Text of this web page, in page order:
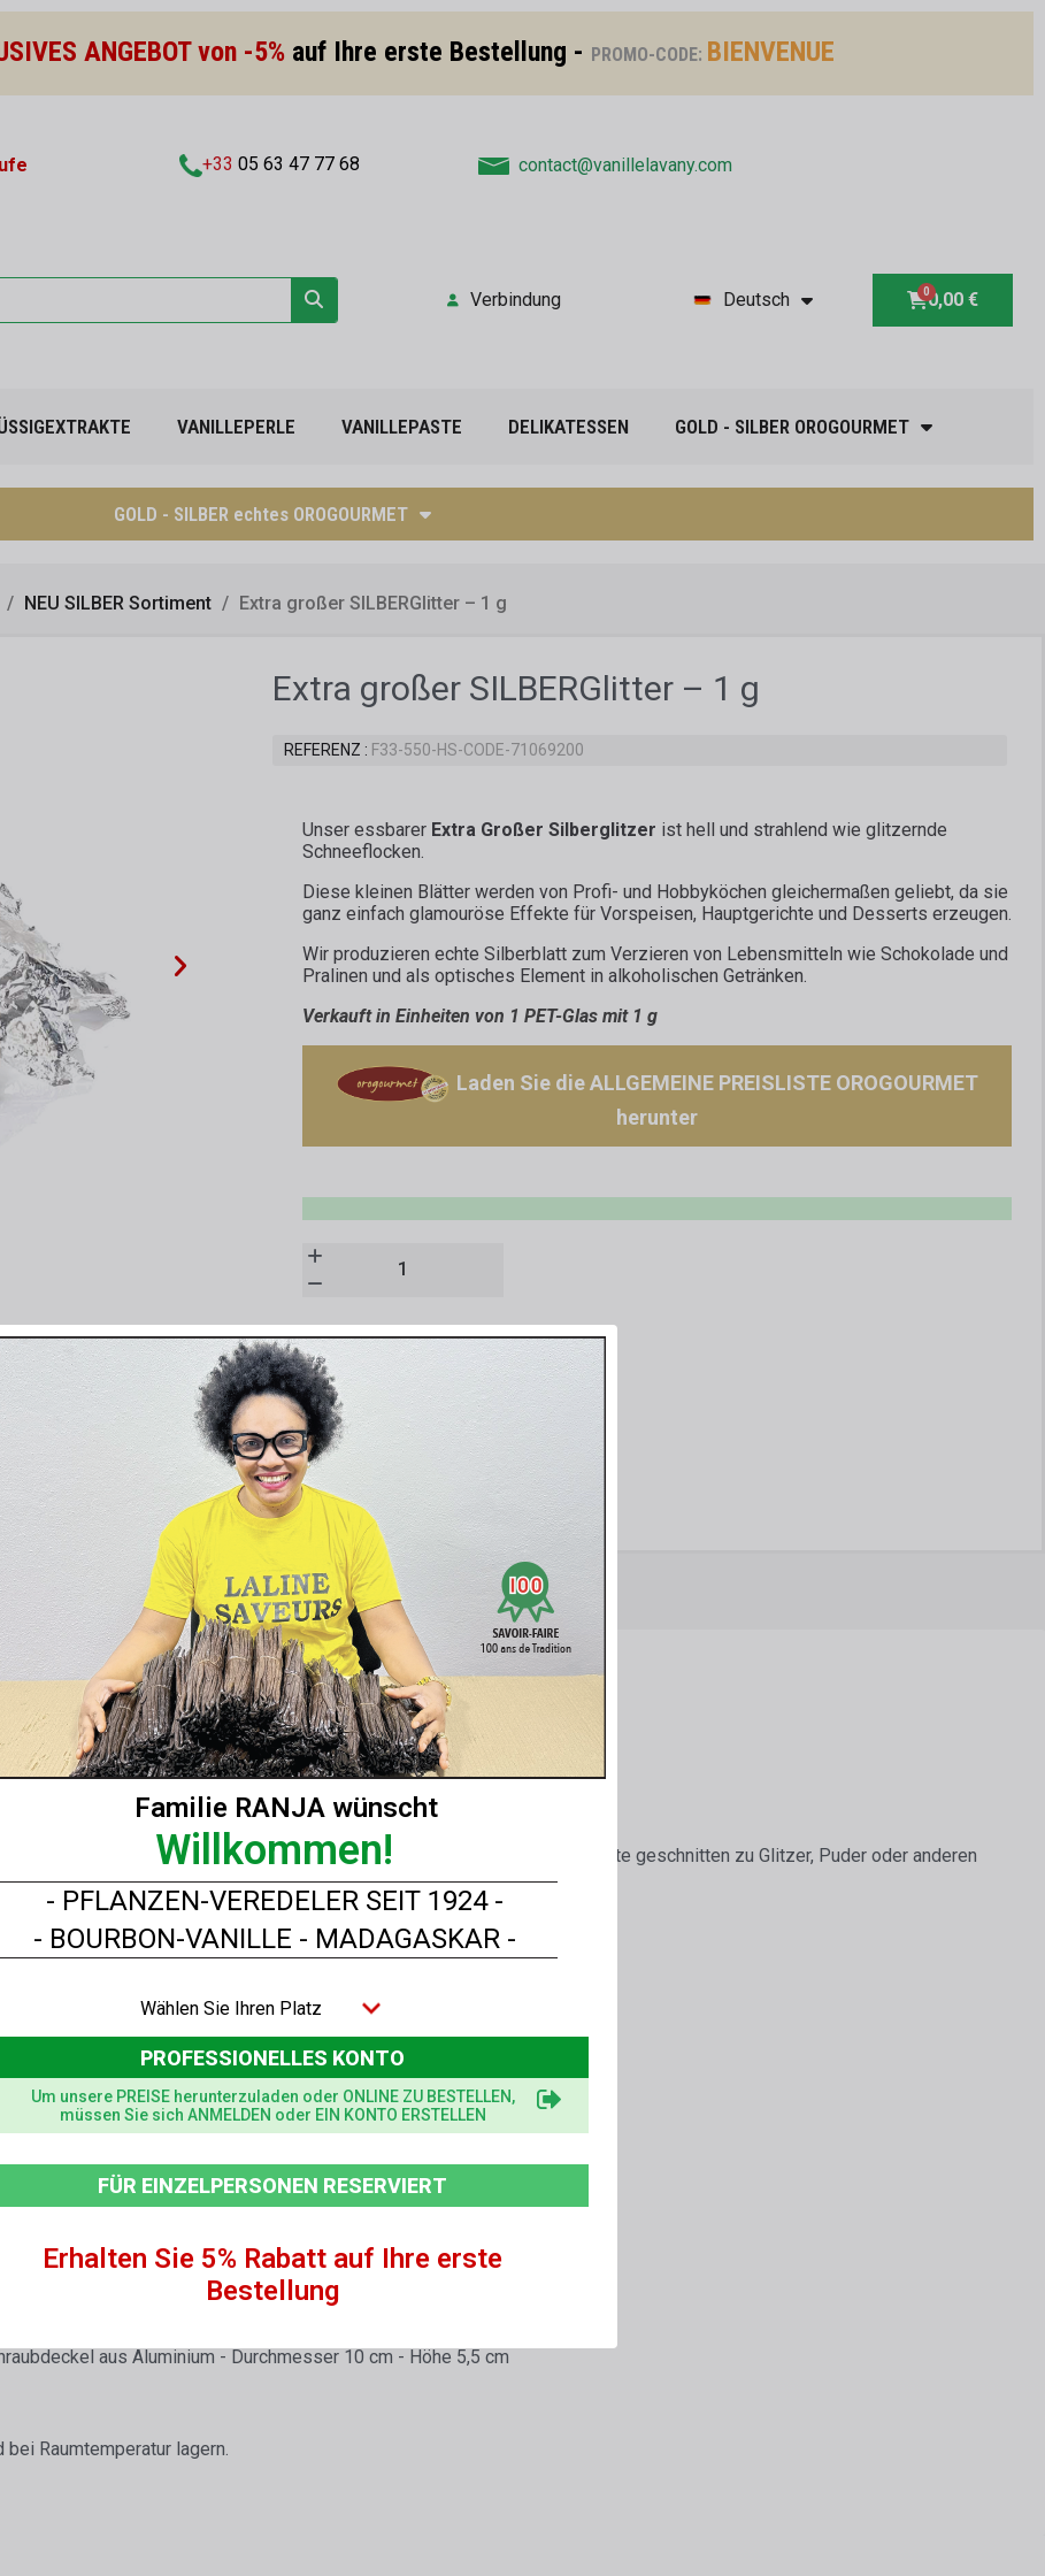
ANGEBOT von -5%auf Ihre erste Bestellung - PROMO-CODE: BIENVENUE
+33 05 63 47 77 68 contact@vanillelavany.com
Verbindung Deutsch 0,00 €
VANILLEPERLE VANILLEPASTE DELIKATESSEN GOLD - SILBER OROGOURMET
GOLD - SILBER echtes OROGOURMET
NEU SILBER Sortiment Extra großer SILBERGlitter – 1 g
Sie eingeloggt sein.
Extra großer SILBERGlitter – 1 g
REFERENZ F33-550-HS-CODE-71069200
Unser essbarer Extra Großer Silberglitzer ist hell und strahlend wie glitzernde
Schneeflocken.
Diese kleinen Blätter werden von Profi- und Hobbyköchen gleichermaßen geliebt, da sie
ganz einfach glamouröse Effekte für Vorspeisen, Hauptgerichte und Desserts erzeugen.
Wir produzieren echte Silberblatt zum Verzieren von Lebensmitteln wie Schokolade und
Pralinen und als optisches Element in alkoholischen Getränken.
Verkauft in Einheiten von 1 PET-Glas mit 1 g
Laden Sie die ALLGEMEINE PREISLISTE OROGOURMET
herunter
BESCHREIBUNG TECHNISCHE DATENBLÄTTER
174
µ gepresst und geschlagen und anschließend in Quadrate bzw. Quadrate geschnitten zu Glitzer, Puder oder anderen
der Nummer E 174 registriert.
der Welt.
beigefügt und können heruntergeladen werden
aus Aluminium - Durchmesser 10 cm - Höhe 5,5 cm
Raumtemperatur lagern.
Familie RANJA wünscht
Willkommen!
- BOURBON-VANILLE - MADAGASKAR -
- PFLANZEN-VEREDELER SEIT 1924 -
Wählen Sie Ihren Platz
PROFESSIONELLES KONTO
FÜR EINZELPERSONEN RESERVIERT
Um unsere PREISE herunterzuladen oder ONLINE ZU BESTELLEN,
müssen Sie sich ANMELDEN oder EIN KONTO ERSTELLEN
Erhalten Sie 5% Rabatt auf Ihre erste
Bestellung